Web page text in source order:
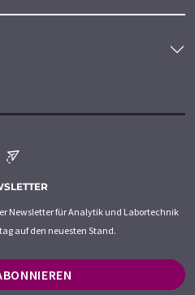
Newsletter für Analytik und Labortechnik
auf den neuesten Stand.